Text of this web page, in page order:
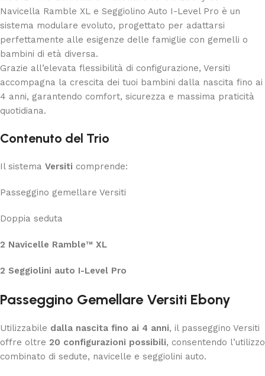
Navicella Ramble XL e Seggiolino Auto I-Level Pro è un
sistema modulare evoluto, progettato per adattarsi
perfettamente alle esigenze delle famiglie con gemelli o
bambini di età diversa.
Grazie all’elevata flessibilità di configurazione, Versiti
accompagna la crescita dei tuoi bambini dalla nascita fino ai
4 anni, garantendo comfort, sicurezza e massima praticità
quotidiana.
Contenuto del Trio
Il sistema Versiti comprende:
Passeggino gemellare Versiti
Doppia seduta
2 Navicelle Ramble™ XL
2 Seggiolini auto I-Level Pro
Passeggino Gemellare Versiti Ebony
Utilizzabile dalla nascita fino ai 4 anni, il passeggino Versiti
offre oltre 20 configurazioni possibili, consentendo l’utilizzo
combinato di sedute, navicelle e seggiolini auto.